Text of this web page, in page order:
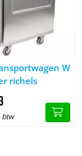
Zarges
W
richels
btw